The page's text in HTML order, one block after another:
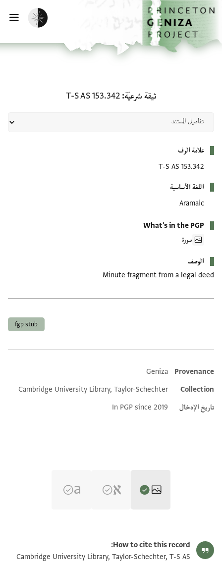
إلى المحتوى الرئيسي
الرئيسية
تفعيل الوضع المظلم
ثيقة شرعيّة T-S AS 153.342
علامة الرف
T-S AS 153.342
اللغة الأساسية
Aramaic
What's in the PGP
صورة
الوصف
Minute fragment from a legal deed
fgp stub
Additional metadata
Provenance
Geniza
Collection
Cambridge University Library, Taylor-Schechter
تاريخ الإدخال
In PGP since 2019
T-S AS 153.342 1v تكبير و تدوير
How to cite this record:
Cambridge University Library, Taylor-Schechter, T-S AS